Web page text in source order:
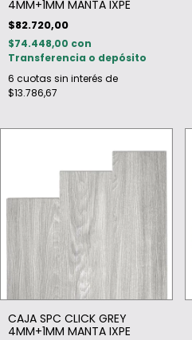
4MM+1MM MANTA IXPE
$82.720,00
$74.448,00 con
Transferencia o depósito
6 cuotas sin interés de
$13.786,67
CAJA SPC CLICK GREY
4MM+1MM MANTA IXPE